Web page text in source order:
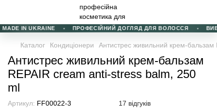
IN UKRAINE ПРОФЕСІЙНИЙ ДОГЛЯД ДЛЯ ВОЛОССЯ
Каталог Кондиціонери Антистрес живильний крем-
Антистрес живильний крем-бальзам
REPAIR cream anti-stress balm, 250
ml
Артикул: FF00022-3 17 відгуків